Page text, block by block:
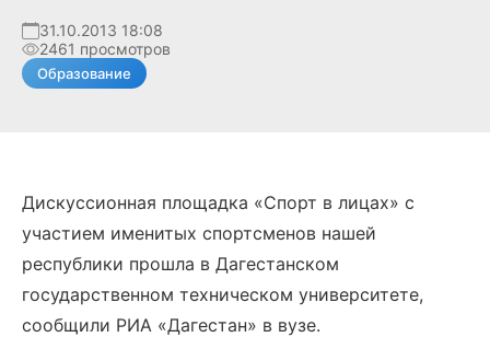
31.10.2013 18:08
2461 просмотров
Образование
Дискуссионная площадка «Спорт в лицах» с
участием именитых спортсменов нашей
республики прошла в Дагестанском
государственном техническом университете,
сообщили РИА «Дагестан» в вузе.